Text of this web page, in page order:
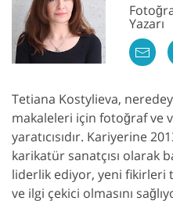
Yazarı
Tetiana Kostylieva,
makaleleri için fotoğraf ve
yaratıcısıdır. Kariyerine
karikatür sanatçısı olarak
liderlik ediyor, yeni fikirleri
ve ilgi çekici olmasını